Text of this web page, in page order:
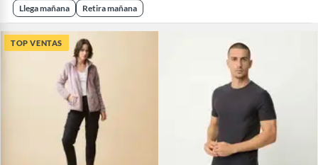
Llega mañana Retira mañana
TOP VENTAS